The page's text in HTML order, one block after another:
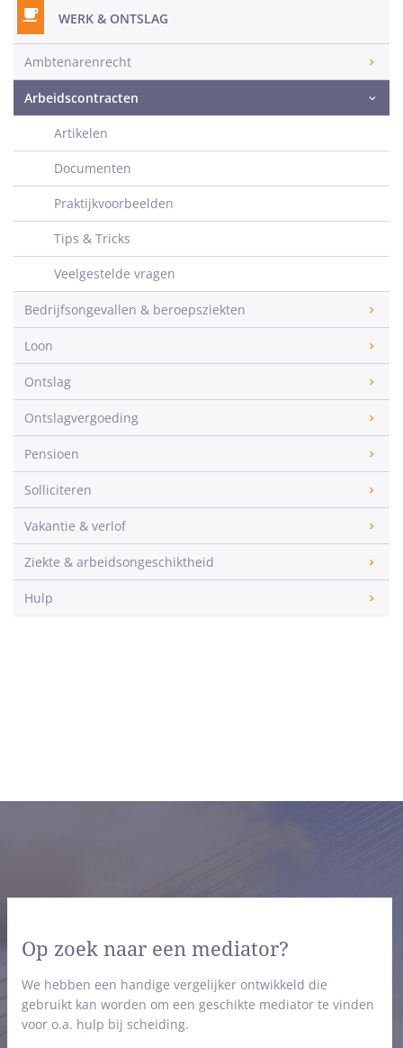
WERK & ONTSLAG
Ambtenarenrecht
Arbeidscontracten
Artikelen
Documenten
Praktijkvoorbeelden
Tips & Tricks
Veelgestelde vragen
Bedrijfsongevallen & beroepsziekten
Loon
Ontslag
Ontslagvergoeding
Pensioen
Solliciteren
Vakantie & verlof
Ziekte & arbeidsongeschiktheid
Hulp
Op zoek naar een mediator?
We hebben een handige vergelijker ontwikkeld die
gebruikt kan worden om een geschikte mediator te vinden
voor o.a. hulp bij scheiding.